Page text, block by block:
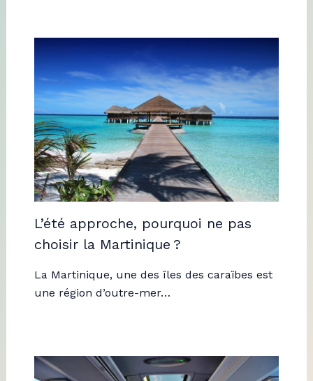
L’été approche, pourquoi ne pas
choisir la Martinique ?
La Martinique, une des îles des caraïbes est
une région d’outre-mer…